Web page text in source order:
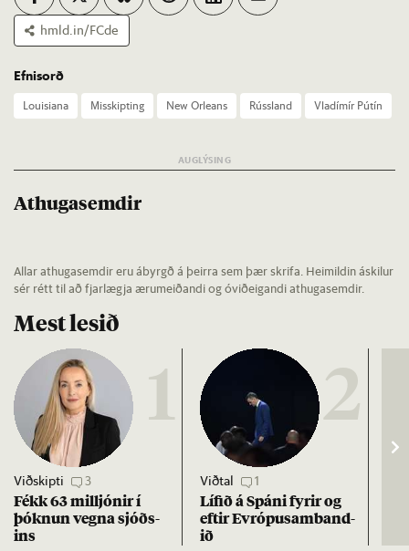
hmld.in/FCde
Efnisorð
Louisi­ana Mis­skipt­ing New Or­le­ans Rúss­land Vla­dímír Pútín
Athugasemdir
Allar athugasemdir eru ábyrgð á þeirra sem þær skrifa. Heimildin áskilur
sér rétt til að fjarlægja ærumeiðandi og óviðeigandi athugasemdir.
Mest lesið
1
Viðskipti 3
Fékk 63 millj­ón­ir í
þókn­un vegna sjóðs­
ins
2
Viðtal 1
Líf­ið á Spáni fyr­ir og
eft­ir Evr­ópu­sam­band­
ið